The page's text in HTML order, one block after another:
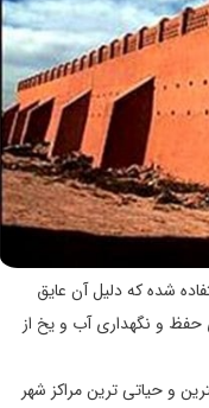
شده که دلیل آن عایق
حفظ و نگهداری آب و یخ از
مهمترین و حیاتی ترین مراکز شهر